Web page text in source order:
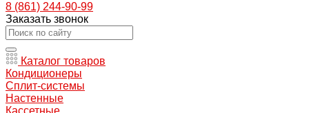
8 (861) 244-90-99
Заказать звонок
Каталог товаров
Кондиционеры
Сплит-системы
Настенные
Кассетные